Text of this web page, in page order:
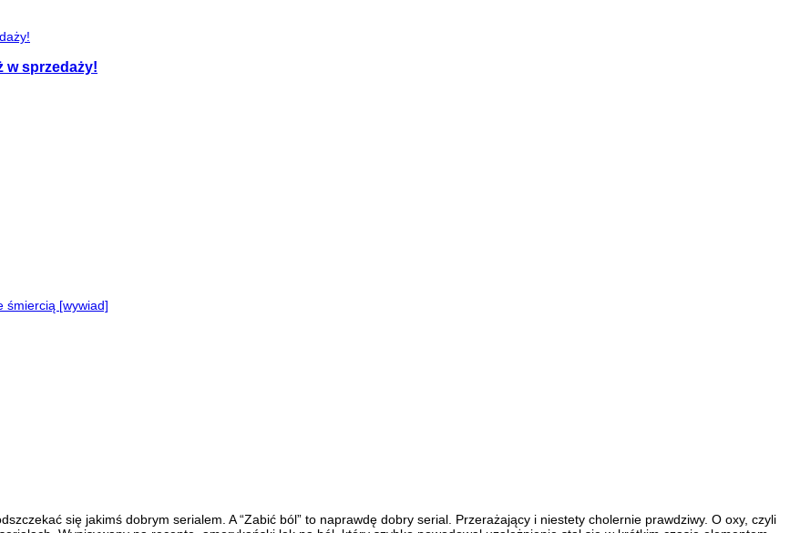
w sprzedaży!
śmiercią [wywiad]
się jakimś dobrym serialem. A “Zabić ból” to naprawdę dobry serial. Przerażający i niestety cholernie prawdziwy. O oxy, czyli